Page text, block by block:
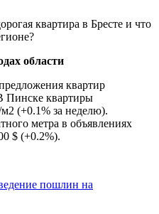
области
квартир
Пинске квартиры
(+0.1% за неделю).
метра в объявлениях
$ (+0.2%).
пошлин на